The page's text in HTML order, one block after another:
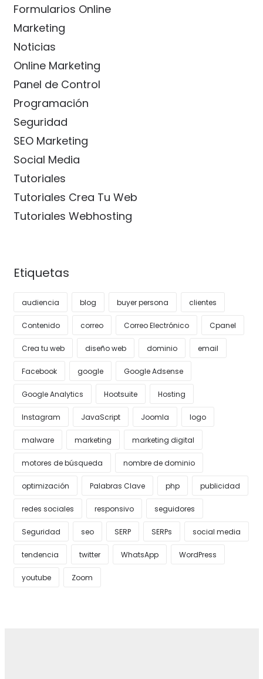
Formularios Online
Marketing
Noticias
Online Marketing
Panel de Control
Programación
Seguridad
SEO Marketing
Social Media
Tutoriales
Tutoriales Crea Tu Web
Tutoriales Webhosting
Etiquetas
audiencia blog buyer persona clientes
Contenido correo Correo Electrónico Cpanel
Crea tu web diseño web dominio email
Facebook google Google Adsense
Google Analytics Hootsuite Hosting
Instagram JavaScript Joomla logo
malware marketing marketing digital
motores de búsqueda nombre de dominio
optimización Palabras Clave php publicidad
redes sociales responsivo seguidores
Seguridad seo SERP SERPs social media
tendencia twitter WhatsApp WordPress
youtube Zoom